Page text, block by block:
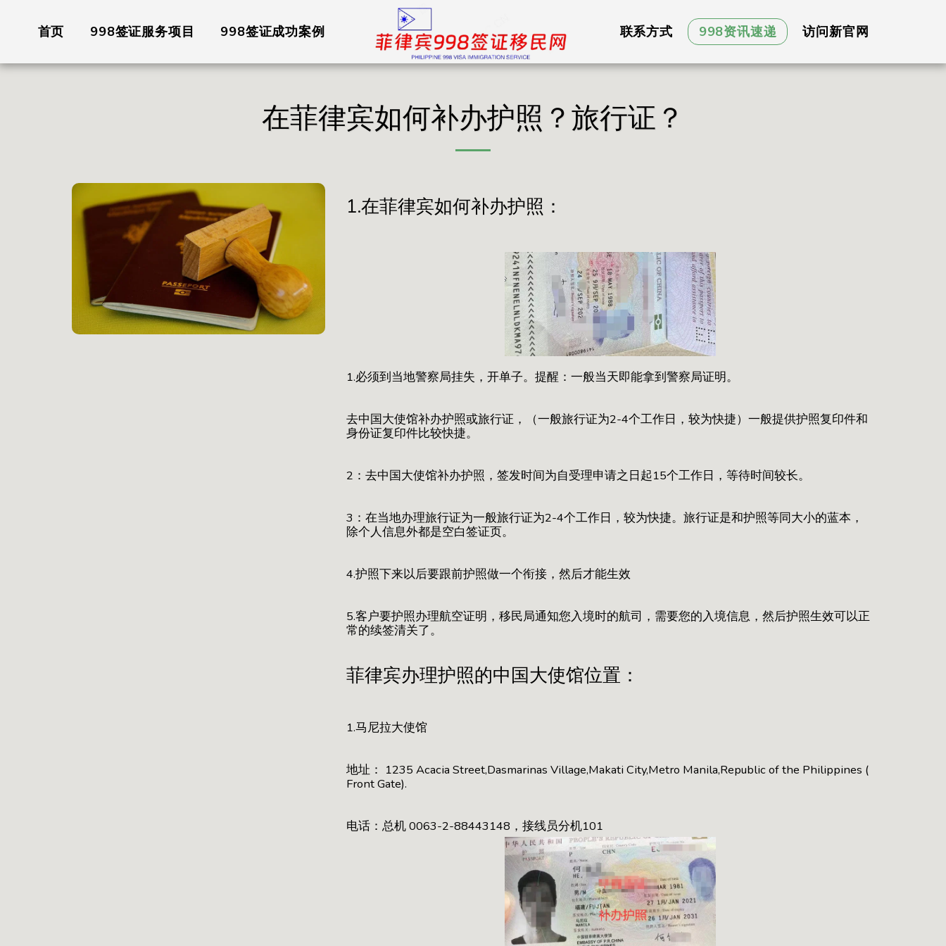
首页 998签证服务项目 998签证成功案例 联系方式 998资讯速递 访问新官网
在菲律宾如何补办护照？旅行证？
1.在菲律宾如何补办护照：
1.必须到当地警察局挂失，开单子。提醒：一般当天即能拿到警察局证明。
去中国大使馆补办护照或旅行证，（一般旅行证为2-4个工作日，较为快捷）一般提供护照复印件和
身份证复印件比较快捷。
2：去中国大使馆补办护照，签发时间为自受理申请之日起15个工作日，等待时间较长。
3：在当地办理旅行证为一般旅行证为2-4个工作日，较为快捷。旅行证是和护照等同大小的蓝本，
除个人信息外都是空白签证页。
4.护照下来以后要跟前护照做一个衔接，然后才能生效
5.客户要护照办理航空证明，移民局通知您入境时的航司，需要您的入境信息，然后护照生效可以正
常的续签清关了。
菲律宾办理护照的中国大使馆位置：
1.马尼拉大使馆
地址： 1235 Acacia Street,Dasmarinas Village,Makati City,Metro Manila,Republic of the Philippines (
Front Gate).
电话：总机 0063-2-88443148，接线员分机101